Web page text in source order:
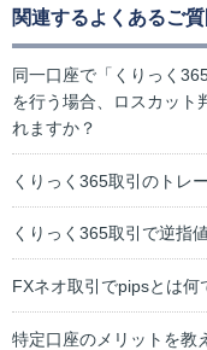
関連するよくあるご質
同一口座で「くりっく
を行う場合、ロスカット
れますか？
くりっく365取引のトレ
くりっく365取引で逆指
FXネオ取引でpipsとは何
特定口座のメリットを教